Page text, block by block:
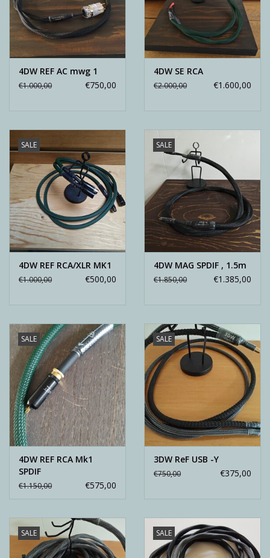
4DW REF AC mwg 1
€1.000,00 €750,00
4DW SE RCA
€2.000,00 €1.600,00
SALE
4DW REF RCA/XLR MK1
€1.000,00 €500,00
SALE
4DW MAG SPDIF , 1.5m
€1.850,00 €1.385,00
SALE
4DW REF RCA Mk1
SPDIF
€1.150,00 €575,00
SALE
3DW ReF USB -Y
€750,00 €375,00
SALE SALE